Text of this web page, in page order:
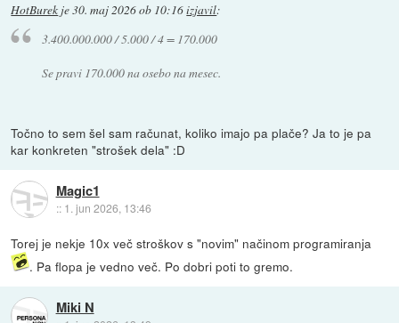
HotBurek je30. maj 2026 ob 10:16izjavil:
3.400.000.000 / 5.000 / 4 = 170.000
Se pravi 170.000 na osebo na mesec.
Točno to sem šel sam računat, koliko imajo pa plače? Ja to je pa
kar konkreten "strošek dela" :D
Magic1
:: 1. jun 2026, 13:46
Torej je nekje 10x več stroškov s "novim" načinom programiranja
. Pa flopa je vedno več. Po dobri poti to gremo.
Miki N